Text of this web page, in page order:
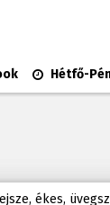
Hétfő-
ékes,